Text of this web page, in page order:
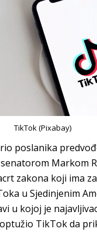
TikTok (Pixabay)
poslanika
Markom
zakona koji ima
u Sjedinjenim
u kojoj je
TikTok da